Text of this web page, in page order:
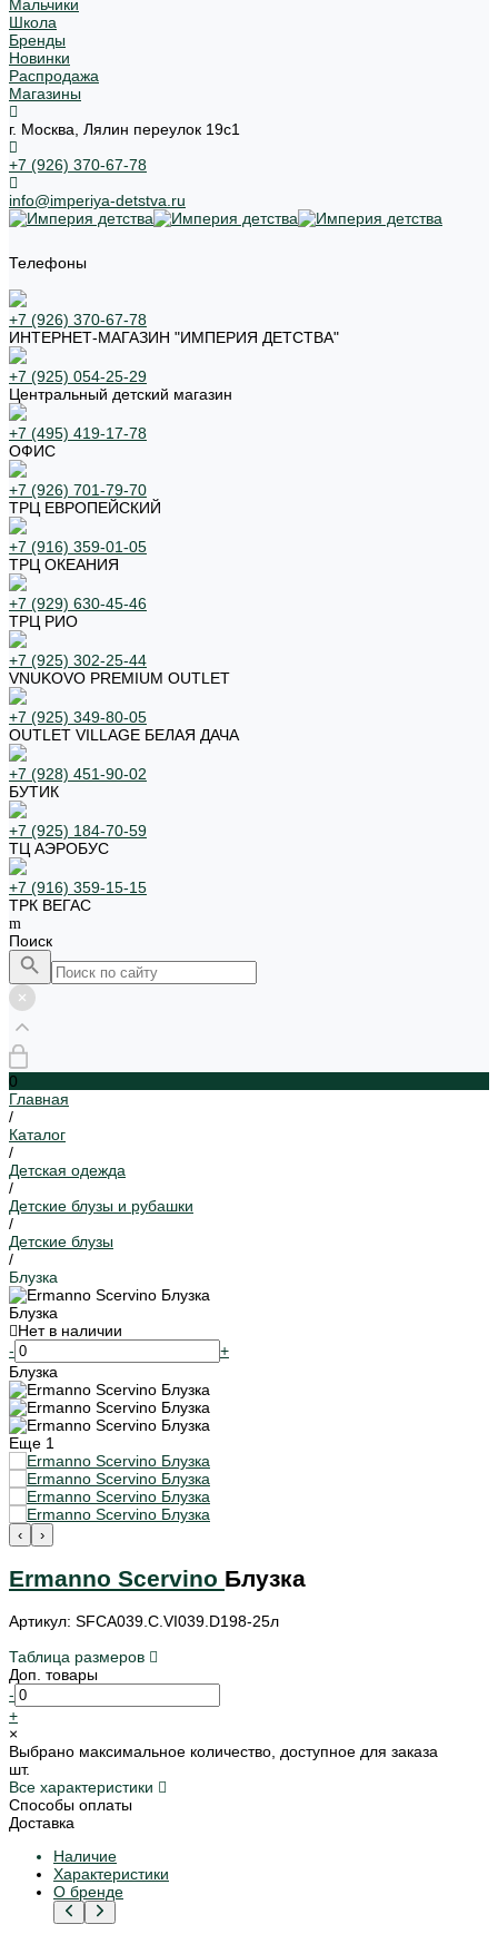
Мальчики
Школа
Бренды
Новинки
Распродажа
Магазины
г. Москва, Лялин переулок 19с1
+7 (926) 370-67-78
info@imperiya-detstva.ru
Телефоны
+7 (926) 370-67-78
ИНТЕРНЕТ-МАГАЗИН "ИМПЕРИЯ ДЕТСТВА"
+7 (925) 054-25-29
Центральный детский магазин
+7 (495) 419-17-78
ОФИС
+7 (926) 701-79-70
ТРЦ ЕВРОПЕЙСКИЙ
+7 (916) 359-01-05
ТРЦ ОКЕАНИЯ
+7 (929) 630-45-46
ТРЦ РИО
+7 (925) 302-25-44
VNUKOVO PREMIUM OUTLET
+7 (925) 349-80-05
OUTLET VILLAGE БЕЛАЯ ДАЧА
+7 (928) 451-90-02
БУТИК
+7 (925) 184-70-59
ТЦ АЭРОБУС
+7 (916) 359-15-15
ТРК ВЕГАС
Поиск
0
Главная
/
Каталог
/
Детская одежда
/
Детские блузы и рубашки
/
Детские блузы
/
Блузка
Блузка
Нет в наличии
-
+
Блузка
Еще 1
‹ ›
Ermanno Scervino Блузка
Артикул: SFCA039.C.VI039.D198-25л
Таблица размеров
Доп. товары
-
+
×
Выбрано максимальное количество, доступное для заказа
шт.
Все характеристики
Способы оплаты
Доставка
Наличие
Характеристики
О бренде